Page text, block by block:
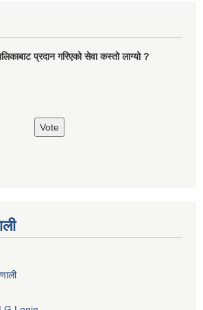
प्रदान गरिएको सेवा कस्तो लाग्यो ?